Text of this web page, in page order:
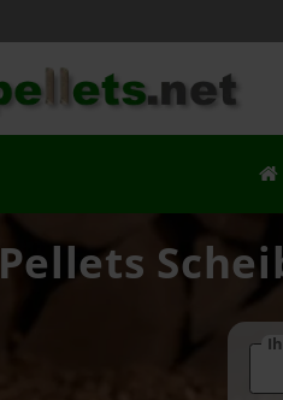
Pellets